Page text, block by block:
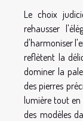
Le choix
rehausser
d'harmoniser
reflètent la
dominer la
des pierres
lumière tout en
des modèles